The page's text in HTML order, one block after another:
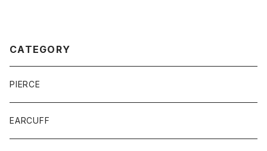
CATEGORY
PIERCE
EARCUFF